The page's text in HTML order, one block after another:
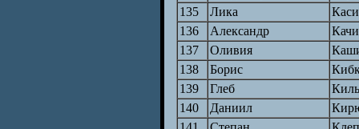
135
Лика
136
Александр
137
Оливия
138
Борис
139
Глеб
140
Даниил